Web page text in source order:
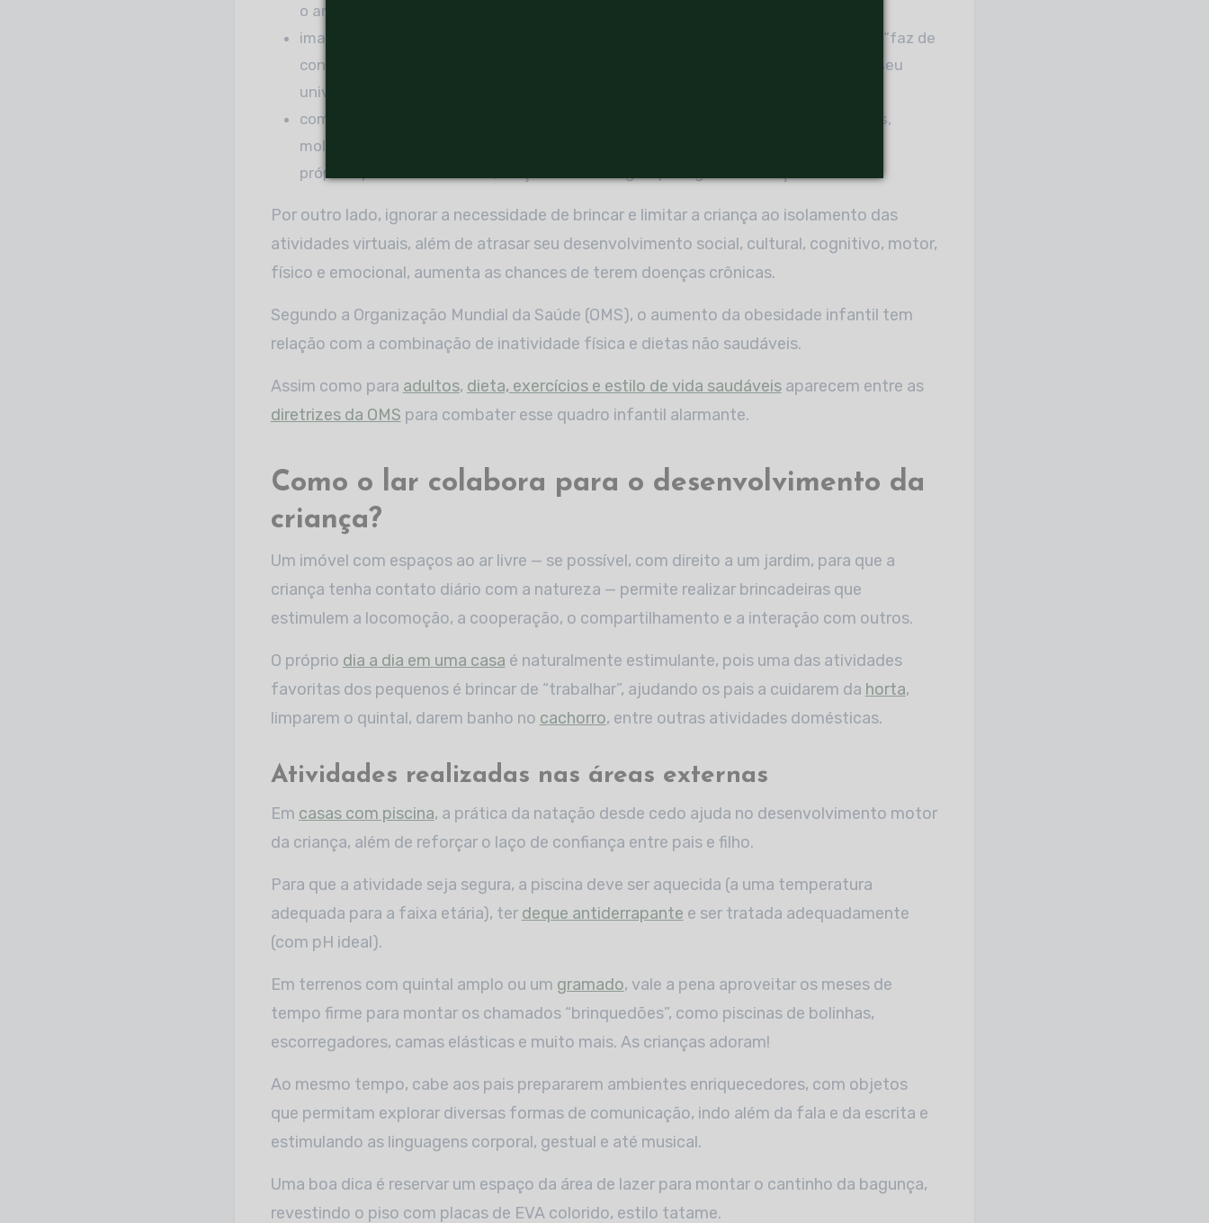
o ambiente;
imaginação — dos dois aos sete anos de idade as crianças entram no universo do “faz de
conta” e se valem da simbologia para reproduzir os papéis sociais que compõem seu
universo;
competição — por volta dos oito anos de idade as crianças passam a seguir regras,
moldar comportamentos e entender objetivos de jogos com graus de dificuldade
próprios para a faixa etária, traçando estratégias para guiar suas ações.
Por outro lado, ignorar a necessidade de brincar e limitar a criança ao isolamento das
atividades virtuais, além de atrasar seu desenvolvimento social, cultural, cognitivo, motor,
físico e emocional, aumenta as chances de terem doenças crônicas.
Segundo a Organização Mundial da Saúde (OMS), o aumento da obesidade infantil tem
relação com a combinação de inatividade física e dietas não saudáveis.
Assim como para adultos, dieta, exercícios e estilo de vida saudáveisaparecem entre as
diretrizes da OMS para combater esse quadro infantil alarmante.
Como o lar colabora para o desenvolvimento da
criança?
Um imóvel com espaços ao ar livre — se possível, com direito a um jardim, para que a
criança tenha contato diário com a natureza — permite realizar brincadeiras que
estimulem a locomoção, a cooperação, o compartilhamento e a interação com outros.
O próprio dia a dia em uma casa é naturalmente estimulante, pois uma das atividades
favoritas dos pequenos é brincar de “trabalhar”, ajudando os pais a cuidarem da horta,
limparem o quintal, darem banho no cachorro, entre outras atividades domésticas.
Atividades realizadas nas áreas externas
Em casas com piscina, a prática da natação desde cedo ajuda no desenvolvimento motor
da criança, além de reforçar o laço de confiança entre pais e filho.
Para que a atividade seja segura, a piscina deve ser aquecida (a uma temperatura
adequada para a faixa etária), ter deque antiderrapante e ser tratada adequadamente
(com pH ideal).
Em terrenos com quintal amplo ou um gramado, vale a pena aproveitar os meses de
tempo firme para montar os chamados “brinquedões”, como piscinas de bolinhas,
escorregadores, camas elásticas e muito mais. As crianças adoram!
Ao mesmo tempo, cabe aos pais prepararem ambientes enriquecedores, com objetos
que permitam explorar diversas formas de comunicação, indo além da fala e da escrita e
estimulando as linguagens corporal, gestual e até musical.
Uma boa dica é reservar um espaço da área de lazer para montar o cantinho da bagunça,
revestindo o piso com placas de EVA colorido, estilo tatame.